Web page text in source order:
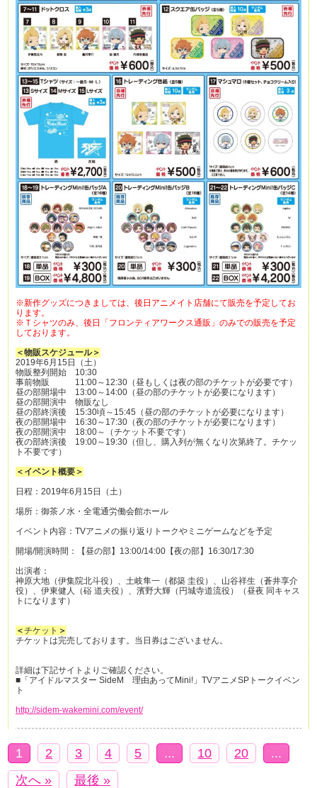
※新作グッズにつきましては、後日アニメイト店舗にて販売を予定してお
ります。
※Ｔシャツのみ、後日「フロンティアワークス通販」のみでの販売を予定
しております。
＜物販スケジュール＞
2019年6月15日（土）
物販整列開始 10:30
事前物販 11:00～12:30（昼もしくは夜の部のチケットが必要です）
昼の部開場中 13:00～14:00（昼の部のチケットが必要になります）
昼の部開演中 物販なし
昼の部終演後 15:30頃～15:45（昼の部のチケットが必要になります）
夜の部開場中 16:30～17:30（夜の部のチケットが必要になります）
夜の部開演中 18:00～（チケット不要です）
夜の部終演後 19:00～19:30（但し、購入列が無くなり次第終了。チケッ
ト不要です）
＜イベント概要＞
日程：2019年6月15日（土）
場所：御茶ノ水・全電通労働会館ホール
イベント内容：TVアニメの振り返りトークやミニゲームなどを予定
開場/開演時間：【昼の部】13:00/14:00【夜の部】16:30/17:30
出演者：
神原大地（伊集院北斗役）、土岐隼一（都築 圭役）、山谷祥生（蒼井享介
役）、伊東健人（硲 道夫役）、濱野大輝（円城寺道流役）（昼夜 同キャス
トになります）
＜チケット ＞
チケットは完売しております。当日券はございません。
詳細は下記サイトよりご確認ください。
■「アイドルマスター SideM 理由あってMini!」TVアニメSPトークイベン
ト
http://sidem-wakemini.com/event/
1 2 3 4 5 ... 10 20
...
次へ »
最後 »